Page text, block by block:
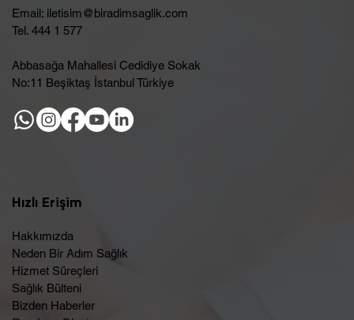
Email: iletisim@biradimsaglik.com
Tel. 444 1 577
Abbasağa Mahallesi Cedidiye Sokak
No:11 Beşiktaş İstanbul Türkiye
Hızlı Erişim
Hakkımızda
Neden Bir Adım Sağlık
Hizmet Süreçleri
Sağlık Bülteni
Bizden Haberler